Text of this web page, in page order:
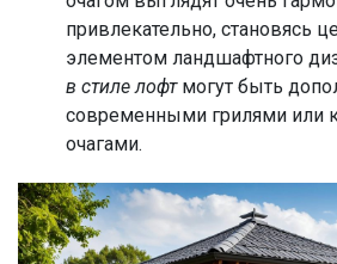
привлекательно, становясь
элементом ландшафтного
в стиле лофтмогут быть
современными грилями или
очагами.